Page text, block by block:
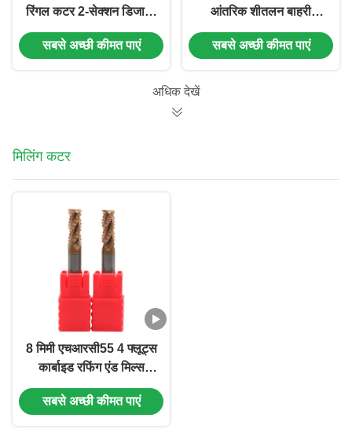
रिंगल कटर 2-सेक्शन डिजाइन
के लिए
सबसे अच्छी कीमत पाएं
आंतरिक शीतलन बाहरी
कोलिंग उपकरण Holer के
साथ घुंघराले कटर Arbor
सबसे अच्छी कीमत पाएं
अधिक देखें
मिलिंग कटर
8 मिमी एचआरसी55 4 फ्लूट्स
कार्बाइड रफिंग एंड मिल्स
स्टील और लोहे के लिए लेपित
TiAISin
सबसे अच्छी कीमत पाएं